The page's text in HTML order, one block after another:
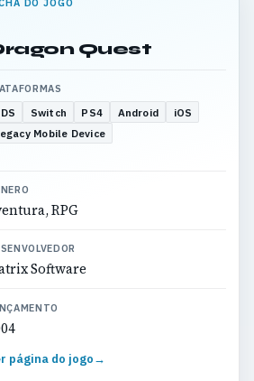
Quest
Switch PS4 Android
iOS
Mobile Device
RPG
Software
página do jogo→